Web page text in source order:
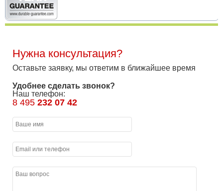
Нужна консультация?
Оставьте заявку, мы ответим в ближайшее время
Удобнее сделать звонок?
Наш телефон:
8 495 232 07 42